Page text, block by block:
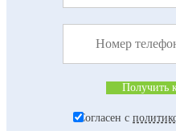
Согласен с